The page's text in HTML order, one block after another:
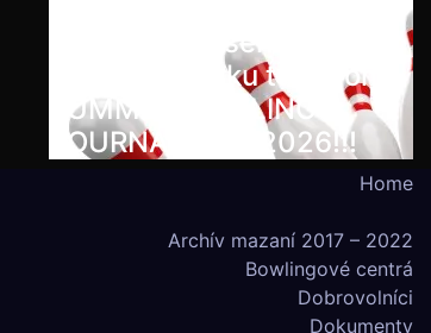
účasť na MS seniorov
2027 v Thajsku turnajom
SUMMER BOWLING
TOURNAMENT 2026!!!
Home
Archív mazaní 2017 – 2022
Bowlingové centrá
Dobrovolníci
Dokumenty